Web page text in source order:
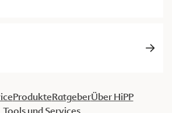
ProdukteRatgeberÜber HiPP